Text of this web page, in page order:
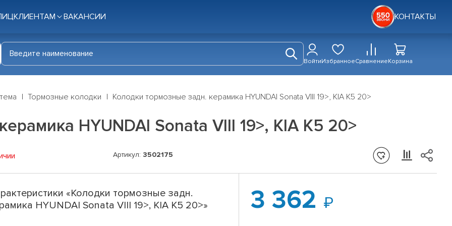
КЛИЕНТАМ ВАКАНСИИ КОНТАКТЫ
ВойтиИзбранноеСравнениеКорзина
Тормозные колодки Колодки тормозные задн. керамика HYUNDAI Sonata VIII 19>, KIA K5 20>
HYUNDAI Sonata VIII 19>, KIA K5 20>
Артикул: 3502175
«Колодки тормозные задн.
HYUNDAI Sonata VIII 19>, KIA K5 20>»
3 362